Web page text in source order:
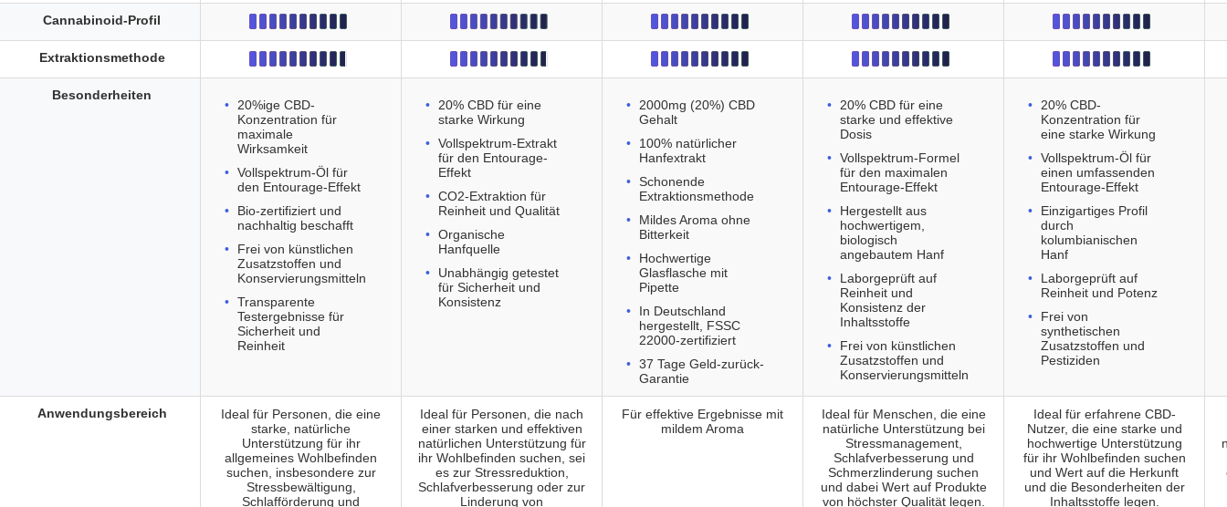
20%ige CBD-
Konzentration für
maximale
Wirksamkeit
Vollspektrum-Öl für
den Entourage-Effekt
Bio-zertifiziert und
nachhaltig beschafft
Frei von künstlichen
Zusatzstoffen und
Konservierungsmitteln
Transparente
Testergebnisse für
Sicherheit und
Reinheit
20% CBD für eine
starke Wirkung
Vollspektrum-Extrakt
für den Entourage-
Effekt
CO2-Extraktion für
Reinheit und Qualität
Organische
Hanfquelle
Unabhängig getestet
für Sicherheit und
Konsistenz
2000mg (20%) CBD
Gehalt
100% natürlicher
Hanfextrakt
Schonende
Extraktionsmethode
Mildes Aroma ohne
Bitterkeit
Hochwertige
Glasflasche mit
Pipette
In Deutschland
hergestellt, FSSC
22000-zertifiziert
37 Tage Geld-zurück-
Garantie
20% CBD für eine
starke und effektive
Dosis
Vollspektrum-Formel
für den maximalen
Entourage-Effekt
Hergestellt aus
hochwertigem,
biologisch
angebautem Hanf
Laborgeprüft auf
Reinheit und
Konsistenz der
Inhaltsstoffe
Frei von künstlichen
Zusatzstoffen und
Konservierungsmitteln
20% CBD-
Konzentration für
eine starke Wirkung
Vollspektrum-Öl für
einen umfassenden
Entourage-Effekt
Einzigartiges Profil
durch
kolumbianischen
Hanf
Laborgeprüft auf
Reinheit und Potenz
Frei von
synthetischen
Zusatzstoffen und
Pestiziden
Ideal für Personen, die eine
starke, natürliche
Unterstützung für ihr
allgemeines Wohlbefinden
suchen, insbesondere zur
Stressbewältigung,
Schlafförderung und
Ideal für Personen, die nach
einer starken und effektiven
natürlichen Unterstützung für
ihr Wohlbefinden suchen, sei
es zur Stressreduktion,
Schlafverbesserung oder zur
Linderung von
Für effektive Ergebnisse mit
mildem Aroma
Ideal für Menschen, die eine
natürliche Unterstützung bei
Stressmanagement,
Schlafverbesserung und
Schmerzlinderung suchen
und dabei Wert auf Produkte
von höchster Qualität legen.
Ideal für erfahrene CBD-
Nutzer, die eine starke und
hochwertige Unterstützung
für ihr Wohlbefinden suchen
und Wert auf die Herkunft
und die Besonderheiten der
Inhaltsstoffe legen.
Cannabinoid-Profil
Extraktionsmethode
Besonderheiten
Anwendungsbereich